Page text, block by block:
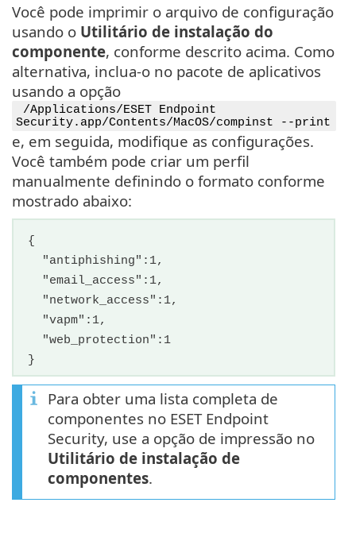
Você pode imprimir o arquivo de configuração
usando o Utilitário de instalação do
componente, conforme descrito acima. Como
alternativa, inclua-o no pacote de aplicativos
usando a opção
/Applications/ESET Endpoint
Security.app/Contents/MacOS/compinst --print
e, em seguida, modifique as configurações.
Você também pode criar um perfil
manualmente definindo o formato conforme
mostrado abaixo:
{
"antiphishing":1,
"email_access":1,
"network_access":1,
"vapm":1,
"web_protection":1
}
Para obter uma lista completa de
componentes no ESET Endpoint
Security, use a opção de impressão no
Utilitário de instalação de
componentes.